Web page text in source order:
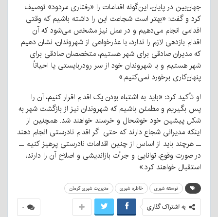
جهان‌بین در پایان، این‌گونه اقدامات را «رفتاری مردود» توصیف
کرد و گفت: «بهتر است شجاعت این را داشته باشیم که وقتی
اقدامی انجام می‌دهیم و در عمل نیز مشخص می‌شود که آن
اقدام بازدهی لازم را ندارد، با عذرخواهی از شهروندان، نشان دهیم
که مدیران صادقی برای شهر هستیم، متخصصان صادقی برای
شهر هستیم و با شهروندان خود از سر رودربایستی یا احیاناً
پنهان‌کاری برخورد نمی‌کنیم.»
او تأکید کرد: «باید به اشتباه بودن یک اقدام اقرار کنیم، آن را
پس بگیریم و مطمئن باشیم که شهروندان نیز از بازگشت شهر به
شکل پیشین خود خوشحال و خرسند خواهند شد. همچنین از
اینکه مدیرانی شجاع دارند که حتی اگر اقدام نادرستی انجام دهند
ــ هرچند باید از اساس از چنین اقدامات نادرستی پرهیز کنیم ــ
در صورت وقوع، توانایی و جرأت بازاندیشی و اصلاح آن را دارند،
استقبال خواهند کرد.»
توسعه شهری خاطره شهری مدیریت شهری کرمان
۰ به اشتراک گذاری